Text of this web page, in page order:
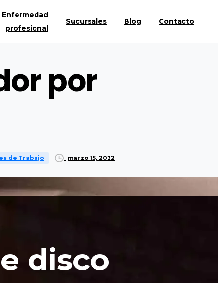
Enfermedad
profesional
Sucursales Blog Contacto
por
de Trabajo marzo 15, 2022
disco